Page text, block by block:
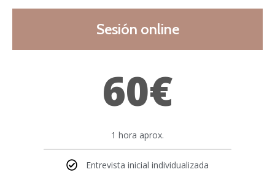
Sesión online
60€
1 hora aprox.
Entrevista inicial individualizada